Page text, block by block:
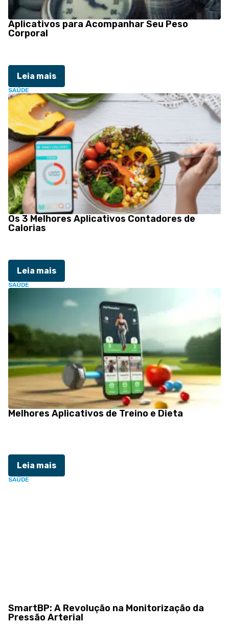
Aplicativos para Acompanhar Seu Peso
Corporal
Leia mais
SAÚDE
Os 3 Melhores Aplicativos Contadores de
Calorias
Leia mais
SAÚDE
Melhores Aplicativos de Treino e Dieta
Leia mais
SAÚDE
SmartBP: A Revolução na Monitorização da
Pressão Arterial